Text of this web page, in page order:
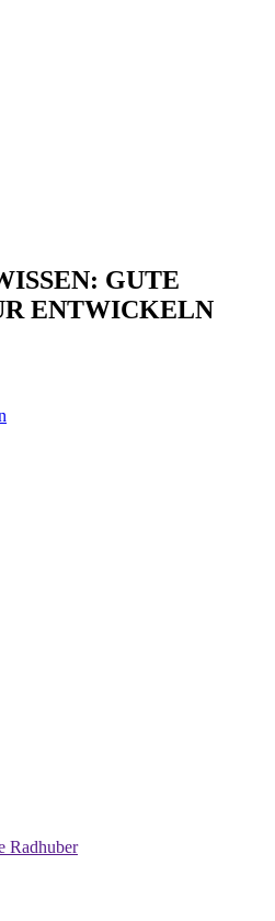
GUTE
ENTWICKELN
Radhuber